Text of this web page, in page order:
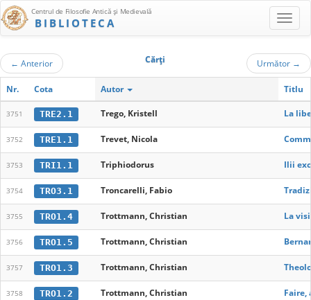
Centrul de Filosofie Antică şi Medievală
BIBLIOTECA
← Anterior Cărţi Următor →
Nr. Cota Autor Titlu
3751 TRE2.1 Trego, Kristell La
3752 TRE1.1 Trevet, Nicola
3753 TRI1.1 Triphiodorus Ilii
3754 TRO3.1 Troncarelli, Fabio
3755 TRO1.4 Trottmann, Christian La
3756 TRO1.5 Trottmann, Christian
3757 TRO1.3 Trottmann, Christian
3758 TRO1.2 Trottmann, Christian Faire,